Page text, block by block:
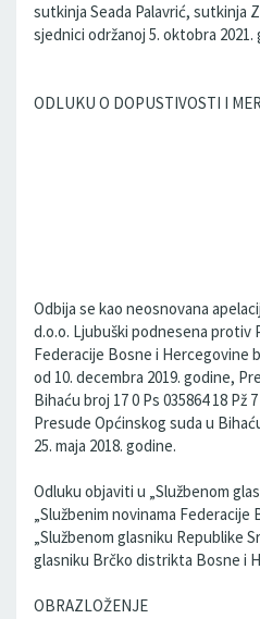
sutkinja Seada Palavrić, sutkinja
sjednici održanoj 5. oktobra
ODLUKU O DOPUSTIVOSTI I
Odbija se kao neosnovana
d.o.o. Ljubuški podnesena protiv
Federacije Bosne i Hercegovine
od 10. decembra 2019. godine,
Bihaću broj 17 0 Ps 035864 18 Pž
Presude Općinskog suda u
25. maja 2018. godine.
Odluku objaviti u „Službenom
„Službenim novinama Federacije
„Službenom glasniku Republike
glasniku Brčko distrikta Bosne i
OBRAZLOŽENJE